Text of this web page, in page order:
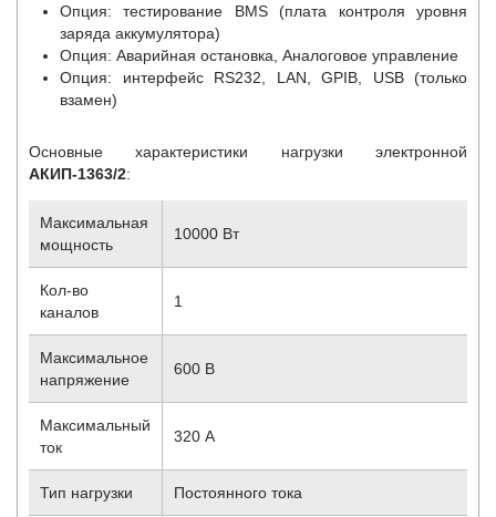
Опция: тестирование BMS (плата контроля уровня
заряда аккумулятора)
Опция: Аварийная остановка, Аналоговое управление
Опция: интерфейс RS232, LAN, GPIB, USB (только
взамен)
Основные характеристики нагрузки электронной
АКИП-1363/2:
Максимальная
мощность
10000 Вт
Кол-во
каналов
1
Максимальное
напряжение
600 В
Максимальный
ток
320 А
Тип нагрузки Постоянного тока